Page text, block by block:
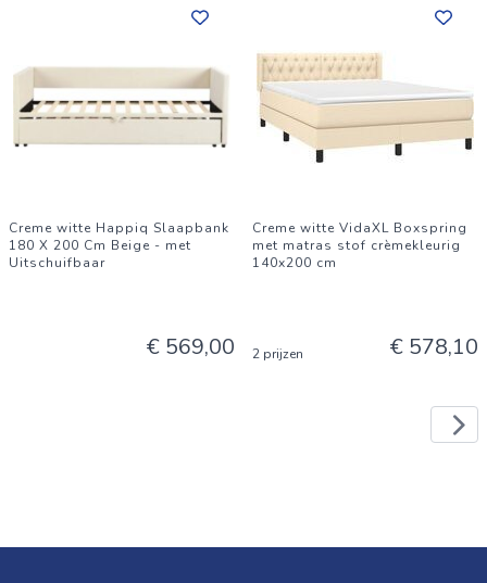
Creme witte Happiq Slaapbank
180 X 200 Cm Beige - met
Uitschuifbaar
€ 569,00
Creme witte VidaXL Boxspring
met matras stof crèmekleurig
140x200 cm
2 prijzen € 578,10